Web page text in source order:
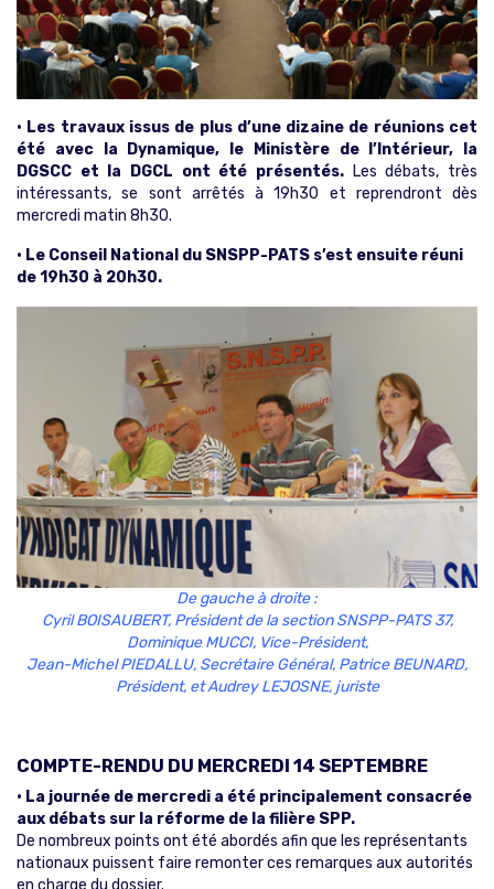
• Les travaux issus de plus d’une dizaine de réunions cet
été avec la Dynamique, le Ministère de l’Intérieur, la
DGSCC et la DGCL ont été présentés. Les débats, très
intéressants, se sont arrêtés à 19h30 et reprendront dès
mercredi matin 8h30.
• Le Conseil National du SNSPP-PATS s’est ensuite réuni
de 19h30 à 20h30.
De gauche à droite :
Cyril BOISAUBERT, Président de la section SNSPP-PATS 37,
Dominique MUCCI, Vice-Président,
Jean-Michel PIEDALLU, Secrétaire Général, Patrice BEUNARD,
Président, et Audrey LEJOSNE, juriste
COMPTE-RENDU DU MERCREDI 14 SEPTEMBRE
• La journée de mercredi a été principalement consacrée
aux débats sur la réforme de la filière SPP.
De nombreux points ont été abordés afin que les représentants
nationaux puissent faire remonter ces remarques aux autorités